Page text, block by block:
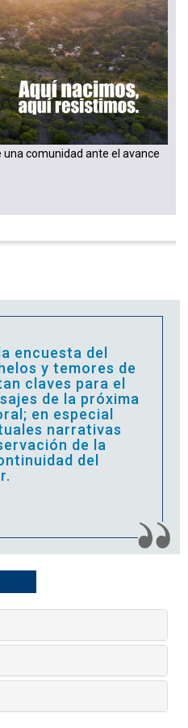
una comunidad ante el avance
encuesta del
y temores de
claves para el
de la próxima
en especial
narrativas
de la
del